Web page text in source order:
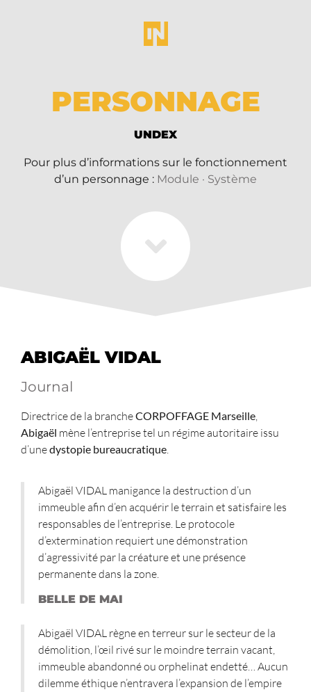
PERSONNAGE
UNDEX
Pour plus d’informations sur le fonctionnement
d’un personnage : Module · Système
ABIGAËL VIDAL
Journal
Directrice de la brancheCORPOFFAGE Marseille,
Abigaël mène l’entreprise tel un régime autoritaire issu
d’unedystopie bureaucratique.
Abigaël VIDAL manigance la destruction d’un
immeuble afin d’en acquérir le terrain et satisfaire les
responsables de l’entreprise. Le protocole
d’extermination requiert une démonstration
d’agressivité par la créature et une présence
permanente dans la zone.
BELLE DE MAI
Abigaël VIDAL règne en terreur sur le secteur de la
démolition, l’œil rivé sur le moindre terrain vacant,
immeuble abandonné ou orphelinat endetté… Aucun
dilemme éthique n’entravera l’expansion de l’empire